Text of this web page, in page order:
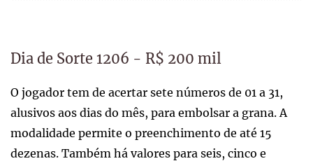
Dia de Sorte 1206 - R$ 200 mil
O jogador tem de acertar sete números de 01 a 31,
alusivos aos dias do mês, para embolsar a grana. A
modalidade permite o preenchimento de até 15
dezenas. Também há valores para seis, cinco e